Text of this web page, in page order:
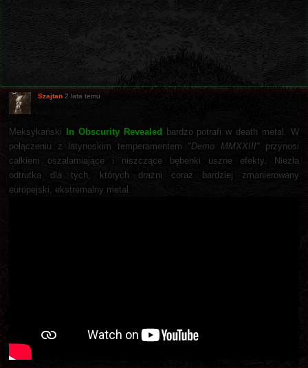
Szajtan 2 lata temu
Meksykański In Obscurity Revealed
bardzo potrafi w death metal. W
połączeniu z latynoskim temperamentem "Demo MMXXIII"przynosi
całkiem oszałamiające i niszczące bębenki uszne efekty. Niezła
odtrutka dla tych, których drażni coraz bardziej zmanierowany
europejski, ekstremalny metal.